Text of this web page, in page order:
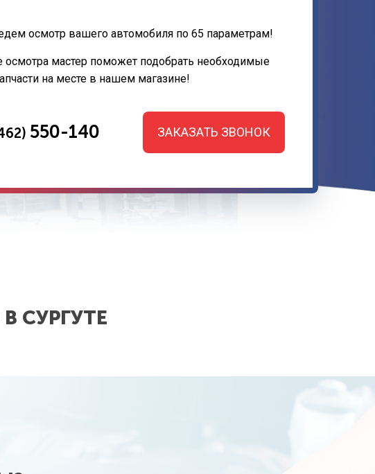
осмотр вашего автомобиля по 65 параметрам!
осмотра мастер поможет подобрать необходимые
на месте в нашем магазине!
550-140 ЗАКАЗАТЬ ЗВОНОК
СУРГУТЕ